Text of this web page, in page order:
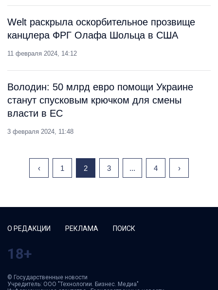
Welt раскрыла оскорбительное прозвище
канцлера ФРГ Олафа Шольца в США
11 февраля 2024, 14:12
Володин: 50 млрд евро помощи Украине
станут спусковым крючком для смены
власти в ЕС
3 февраля 2024, 11:48
‹ 1 2 3 ... 4 ›
О РЕДАКЦИИ РЕКЛАМА ПОИСК
18+
© Государственные новости
Учредитель: ООО "Технологии. Бизнес. Медиа"